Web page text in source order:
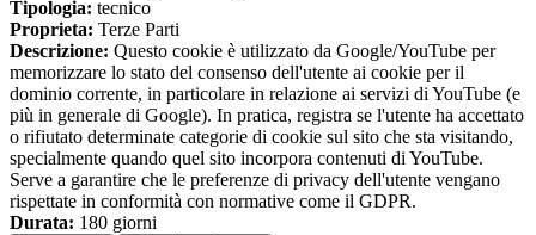
Tipologia: tecnico
Proprieta: Terze Parti
Descrizione: Questo cookie è utilizzato da Google/YouTube per
memorizzare lo stato del consenso dell'utente ai cookie per il
dominio corrente, in particolare in relazione ai servizi di YouTube (e
più in generale di Google). In pratica, registra se l'utente ha accettato
o rifiutato determinate categorie di cookie sul sito che sta visitando,
specialmente quando quel sito incorpora contenuti di YouTube.
Serve a garantire che le preferenze di privacy dell'utente vengano
rispettate in conformità con normative come il GDPR.
Durata: 180 giorni